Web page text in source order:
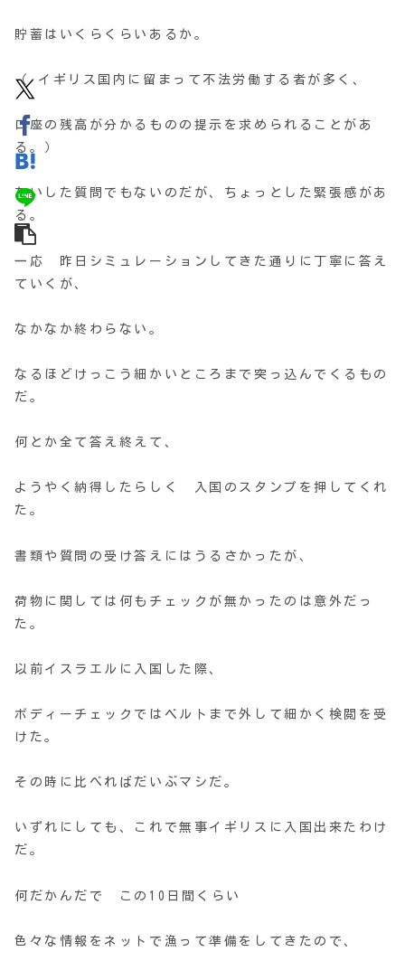
貯蓄はいくらくらいあるか。
（ イギリス国内に留まって不法労働する者が多く、
口座の残高が分かるものの提示を求められることがあ
る。）
たいした質問でもないのだが、ちょっとした緊張感があ
る。
一応 昨日シミュレーションしてきた通りに丁寧に答え
ていくが、
なかなか終わらない。
なるほどけっこう細かいところまで突っ込んでくるもの
だ。
何とか全て答え終えて、
ようやく納得したらしく 入国のスタンプを押してくれ
た。
書類や質問の受け答えにはうるさかったが、
荷物に関しては何もチェックが無かったのは意外だっ
た。
以前イスラエルに入国した際、
ボディーチェックではベルトまで外して細かく検閲を受
けた。
その時に比べればだいぶマシだ。
いずれにしても、これで無事イギリスに入国出来たわけ
だ。
何だかんだで この10日間くらい
色々な情報をネットで漁って準備をしてきたので、